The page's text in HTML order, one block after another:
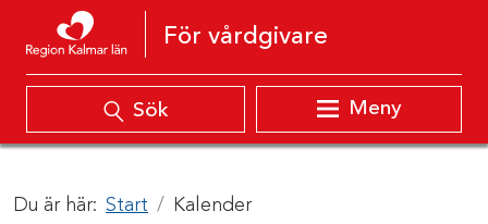
Hoppa till innehåll
För vårdgivare
Sök Meny
Du är här: Start Kalender